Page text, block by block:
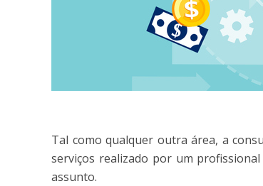
Tal como qualquer outra área, a
serviços realizado por um
assunto.